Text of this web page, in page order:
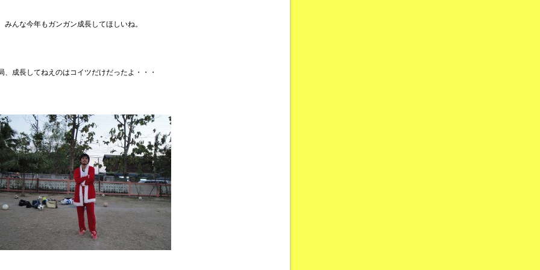
みんな今年もガンガン成長してほしいね。
、成長してねえのはコイツだけだったよ・・・